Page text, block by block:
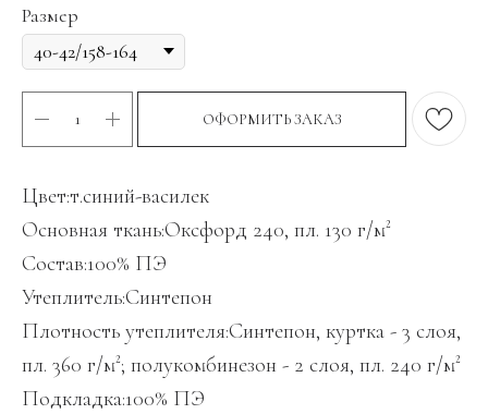
Размер
ОФОРМИТЬ ЗАКАЗ
Цвет:т.синий-василек
Основная ткань:Оксфорд 240, пл. 130 г/м²
Состав:100% ПЭ
Утеплитель:Синтепон
Плотность утеплителя:Синтепон, куртка - 3 слоя,
пл. 360 г/м²; полукомбинезон - 2 слоя, пл. 240 г/м²
Подкладка:100% ПЭ